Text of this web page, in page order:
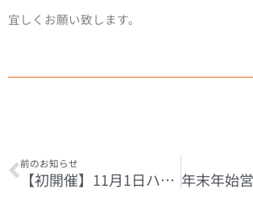
宜しくお願い致します。
前のお知らせ
【初開催】11月1日ハローワーク徳島 就職説明会開催